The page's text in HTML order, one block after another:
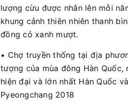
lượng cừu được nhân lên mỗi
khung cảnh thiên nhiên thanh
đồng cỏ xanh mượt.
• Chợ truyền thống tại địa
tượng của mùa đông Hàn
hiện đại và lớn nhất Hàn Quốc
Pyeongchang 2018